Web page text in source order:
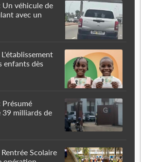
véhicule de
avec un
enfants dès
milliards de
Scolaire